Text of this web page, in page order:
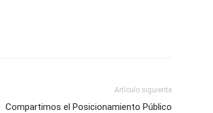
Artículo siguiente
Compartimos el Posicionamiento Público